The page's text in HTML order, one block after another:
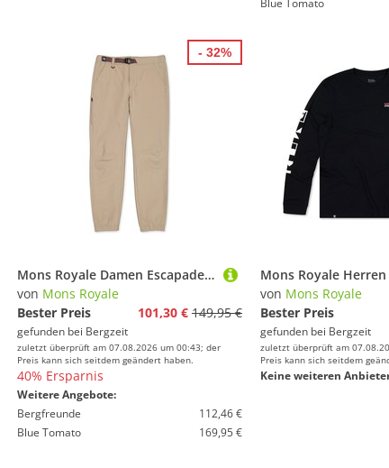
Blue Tomato
Mons Royale Damen Escapade Hose
von Mons Royale
Bester Preis
101,30 € 149,95 €
gefunden bei Bergzeit
zuletzt überprüft am 07.08.2026 um 00:43; der
Preis kann sich seitdem geändert haben.
40% Ersparnis
Weitere Angebote:
Bergfreunde
112,46 €
Blue Tomato
169,95 €
- 32%
von Mons Royale
Bester Preis
gefunden bei Bergzeit
zuletzt überprüft am
Preis kann sich seitdem
Keine weiteren